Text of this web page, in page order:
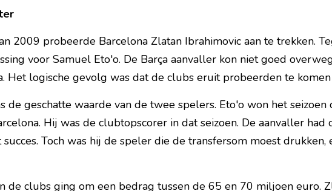
2009 probeerde Barcelona Zlatan Ibrahimovic aan te trekken.
voor Samuel Eto'o. De Barça aanvaller kon niet goed
Het logische gevolg was dat de clubs eruit probeerden te
de geschatte waarde van de twee spelers. Eto'o won het seizoen
Hij was de clubtopscorer in dat seizoen. De aanvaller had
Toch was hij de speler die de transfersom moest drukken,
de clubs ging om een bedrag tussen de 65 en 70 miljoen euro.